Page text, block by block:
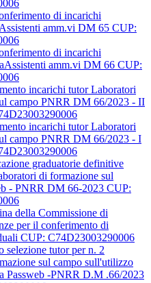
di incarichi
amm.vi DM 65 CUP:
di incarichi
amm.vi DM 66 CUP:
incarichi tutor Laboratori
campo PNRR DM 66/2023 - II
incarichi tutor Laboratori
campo PNRR DM 66/2023 - I
graduatorie definitive
di formazione sul
- PNRR DM 66-2023 CUP:
della Commissione di
per il conferimento di
CUP: C74D23003290006
selezione tutor per n. 2
sul campo sull'utilizzo
Passweb -PNRR D.M .66/2023